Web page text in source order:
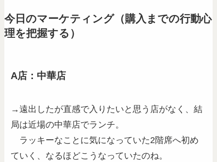
今日のマーケティング（購入までの行動心
理を把握する）
A店：中華店
→遠出したが直感で入りたいと思う店がなく、結
局は近場の中華店でランチ。
ラッキーなことに気になっていた2階席へ初め
ていく、なるほどこうなっていたのね。